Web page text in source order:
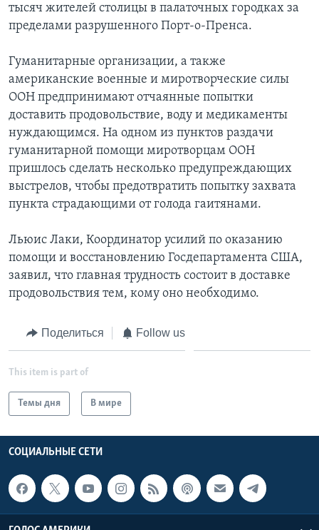
Языки
тысяч жителей столицы в палаточных городках за
пределами разрушенного Порт-о-Пренса.
Гуманитарные организации, а также
американские военные и миротворческие силы
ООН предпринимают отчаянные попытки
доставить продовольствие, воду и медикаменты
нуждающимся. На одном из пунктов раздачи
гуманитарной помощи миротворцам ООН
пришлось сделать несколько предупреждающих
выстрелов, чтобы предотвратить попытку захвата
пункта страдающими от голода гаитянами.
Льюис Лаки, Координатор усилий по оказанию
помощи и восстановлению Госдепартамента США,
заявил, что главная трудность состоит в доставке
продовольствия тем, кому оно необходимо.
Поделиться Follow us
This item is part of
Темы дня В мире
СОЦИАЛЬНЫЕ СЕТИ